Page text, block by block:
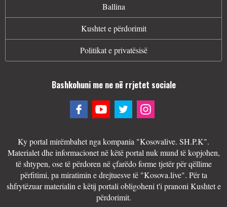
Ballina
Kushtet e përdorimit
Politikat e privatësisë
Bashkohuni me ne në rrjetet sociale
Ky portal mirëmbahet nga kompania "Kosovalive. SH.P.K".
Materialet dhe informacionet në këtë portal nuk mund të kopjohen,
të shtypen, ose të përdoren në çfarëdo forme tjetër për qëllime
përfitimi, pa miratimin e drejtuesve të "Kosova.live". Për ta
shfrytëzuar materialin e këtij portali obligoheni t'i pranoni Kushtet e
përdorimit.